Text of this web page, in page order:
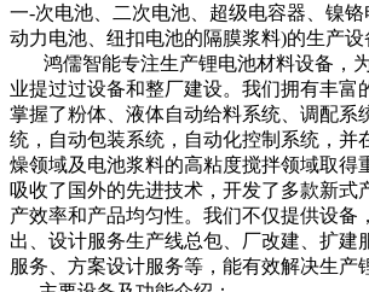
一-次电池、二次电池、超级电容器、镍铬
动力电池、纽扣电池的隔膜浆料)的生产设
鸿儒智能专注生产锂电池材料设备，
业提过过设备和整厂建设。我们拥有丰富
掌握了粉体、液体自动给料系统、调配系
统，自动包装系统，自动化控制系统，并
燥领域及电池浆料的高粘度搅拌领域取得
吸收了国外的先进技术，开发了多款新式
产效率和产品均匀性。我们不仅提供设备
出、设计服务生产线总包、厂改建、扩建
服务、方案设计服务等，能有效解决生产